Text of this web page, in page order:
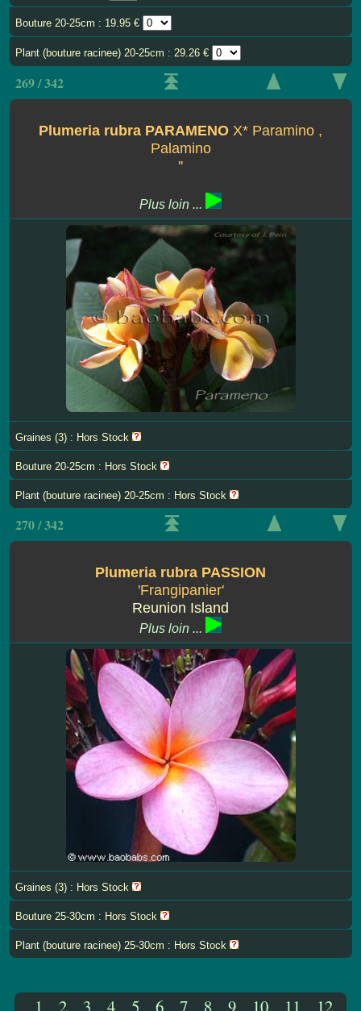
Bouture 20-25cm : 19.95 €
Plant (bouture racinee) 20-25cm : 29.26 €
269 / 342
Plumeria rubra PARAMENO X* Paramino ,
Palamino
''
Plus loin ...
Graines (3) : Hors Stock
Bouture 20-25cm : Hors Stock
Plant (bouture racinee) 20-25cm : Hors Stock
270 / 342
Plumeria rubra PASSION
'Frangipanier'
Reunion Island
Plus loin ...
Graines (3) : Hors Stock
Bouture 25-30cm : Hors Stock
Plant (bouture racinee) 25-30cm : Hors Stock
1 2 3 4 5 6 7 8 9 10 11 12